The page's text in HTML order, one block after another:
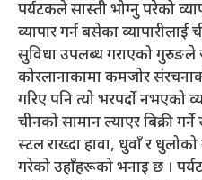
पर्यटकले सास्ती भोग्नु परेको
व्यापार गर्न बसेका
सुविधा उपलब्ध गराएको गुरुङले
कोरलानाकामा कमजोर
गरिए पनि त्यो भरपर्दो नभएको
चीनको सामान ल्याएर बिक्री
स्टल राख्दा हावा, धुवाँ र
गरेको उहाँहरूको भनाइ छ ।